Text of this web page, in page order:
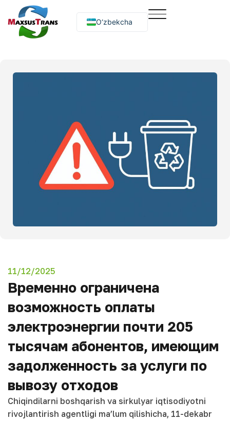
O‘zbekcha
Русский
11/12/2025
Временно ограничена
возможность оплаты
электроэнергии почти 205
тысячам абонентов, имеющим
задолженность за услуги по
вывозу отходов
Chiqindilarni boshqarish va sirkulyar iqtisodiyotni
rivojlantirish agentligi ma’lum qilishicha, 11-dekabr